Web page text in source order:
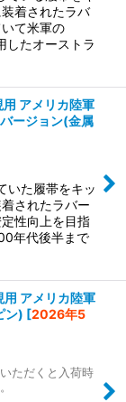
着されたラバ
て米軍の
したオーストラ
アメリカ陸軍
ージョン(金属
いた履帯をキッ
されたラバー
性向上を目指
年代後半まで
アメリカ陸軍
ン) [2026年5
ただくと入荷時